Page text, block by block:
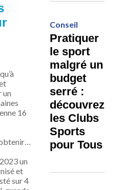
un
16
un
et
sur 4
Conseil
Pratiquer
le sport
malgré un
budget
serré :
découvrez
les Clubs
Sports
pour Tous